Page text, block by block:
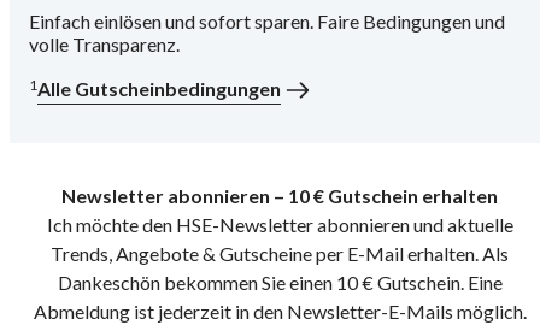
Einfach einlösen und sofort sparen. Faire Bedingungen und
volle Transparenz.
1Alle Gutscheinbedingungen
Newsletter abonnieren – 10 € Gutschein erhalten
Ich möchte den HSE-Newsletter abonnieren und aktuelle
Trends, Angebote & Gutscheine per E-Mail erhalten. Als
Dankeschön bekommen Sie einen 10 € Gutschein. Eine
Abmeldung ist jederzeit in den Newsletter-E-Mails möglich.